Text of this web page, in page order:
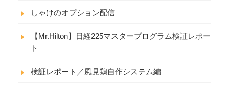
しゃけのオプション配信
【Mr.Hilton】日経225マスタープログラム検証レポー
ト
検証レポート／風見鶏自作システム編